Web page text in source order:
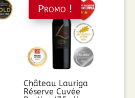
Promo !
Château Lauriga
Réserve Cuvée